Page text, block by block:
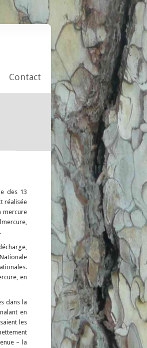
Contact
des 13
réalisée
mercure
en
dans la
en
les
– la